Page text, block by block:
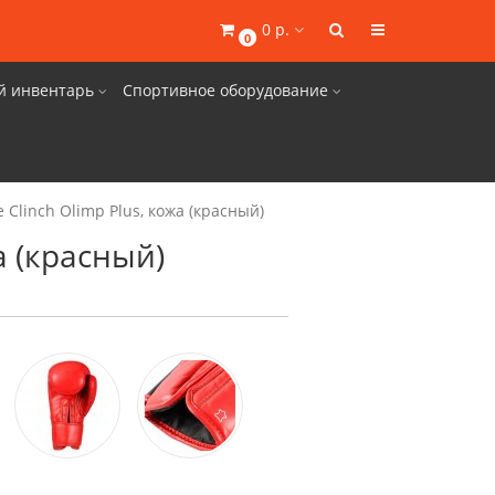
0 0 р.
инвентарь Спортивное оборудование
Clinch Olimp Plus, кожа (красный)
(красный)